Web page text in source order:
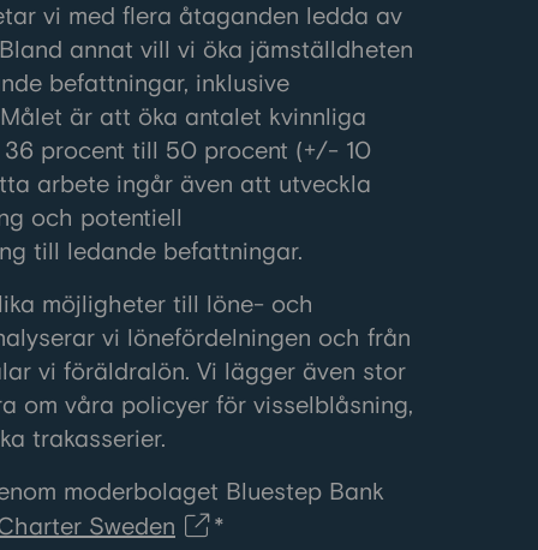
vi med flera åtaganden ledda av
annat vill vi öka jämställdheten
befattningar, inklusive
är att öka antalet kvinnliga
procent till 50 procent (+/- 10
arbete ingår även att utveckla
och potentiell
till ledande befattningar.
möjligheter till löne- och
vi lönefördelningen och från
vi föräldralön. Vi lägger även stor
om våra policyer för visselblåsning,
trakasserier.
moderbolaget Bluestep Bank
Sweden
*